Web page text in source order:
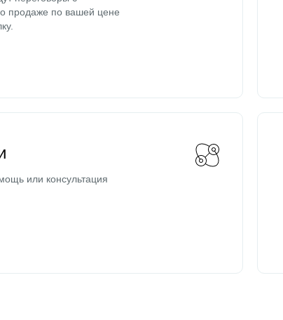
продаже по вашей цене
или консультация